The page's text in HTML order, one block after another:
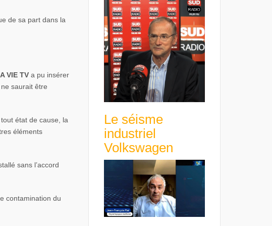
de sa part dans la
VIE TV a pu insérer
ne saurait être
état de cause, la
éléments
sans l’accord
contamination du
Le séisme
industriel
Volkswagen